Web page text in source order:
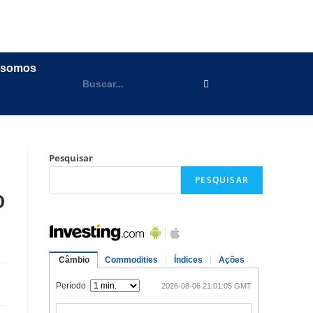
Pesquisar
PESQUISAR